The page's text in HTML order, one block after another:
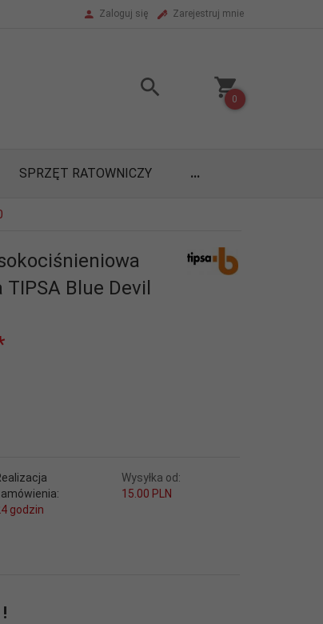
Zaloguj się Zarejestruj mnie
0
SPRZĘT RATOWNICZY ...
Blue Devil
godzin
Wysyłka od:
15.00 PLN